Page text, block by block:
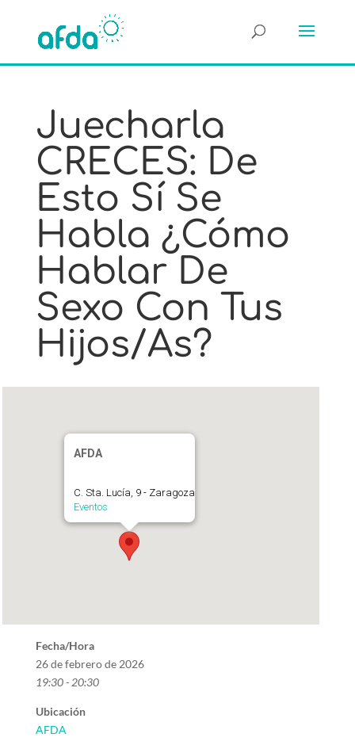
Juecharla
CRECES: De
Esto Sí Se
Habla ¿cómo
Hablar De
Sexo Con Tus
Hijos/as?
AFDA
C. Sta. Lucía, 9 - Zaragoza
Eventos
Fecha/Hora
26 de febrero de 2026
19:30 - 20:30
Ubicación
AFDA